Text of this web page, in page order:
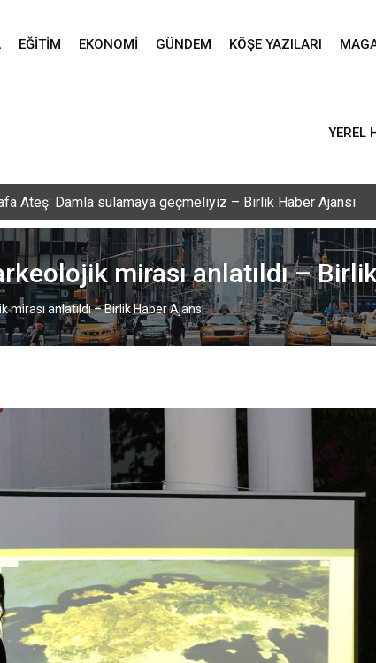
EĞITIM EKONOMI GÜNDEM KÖŞE YAZILARI
YEREL
Ateş: Damla sulamaya geçmeliyiz – Birlik Haber Ajansı
mirası anlatıldı –
anlatıldı – Birlik Haber Ajansı